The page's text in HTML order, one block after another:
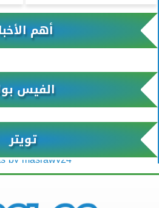
أهم
الفيس
تويتر
by masrawy24